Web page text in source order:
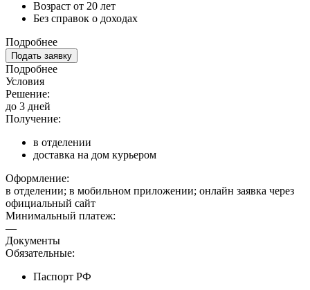
Возраст от 20 лет
Без справок о доходах
Подробнее
Подать заявку
Подробнее
Условия
Решение:
до 3 дней
Получение:
в отделении
доставка на дом курьером
Оформление:
в отделении; в мобильном приложении; онлайн заявка через
официальный сайт
Минимальный платеж:
—
Документы
Обязательные:
Паспорт РФ